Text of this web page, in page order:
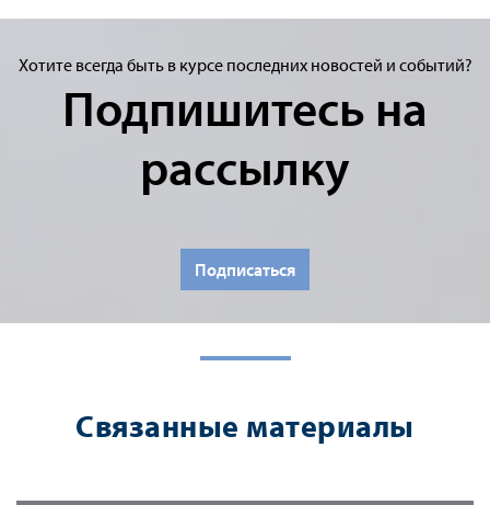
Хотите всегда быть в курсе последних новостей и событий?
Подпишитесь на
рассылку
Подписаться
Связанные материалы